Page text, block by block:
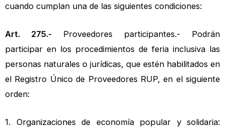
cuando cumplan una de las siguientes condiciones:
Art. 275.- Proveedores participantes.- Podrán
participar en los procedimientos de feria inclusiva las
personas naturales o jurídicas, que estén habilitados en
el Registro Único de Proveedores RUP, en el siguiente
orden:
1. Organizaciones de economía popular y solidaria: